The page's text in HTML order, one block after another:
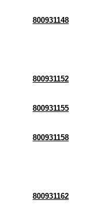
800931148
800931152
800931155
800931158
800931162